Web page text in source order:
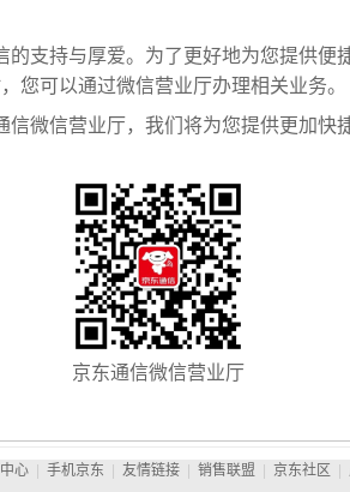
的支持与厚爱。为了更好地为您提供便
您可以通过微信营业厅办理相关业务。
信微信营业厅，我们将为您提供更加快
京东通信微信营业厅
我们会认真对待每一条内容。也希望网友继续发表
用户，我们会为您奉上一份谢意。
做出改进，让您的选购过程更加愉悦。在第一期中
市，第二期发售请见我们网站通知。
等热门活动，届时希望您能一如既往的支持我们的活动
活动讯息，同时，您也可以致电或致邮，我们很乐意
心 手机京东 友情链接 销售联盟 京东社区